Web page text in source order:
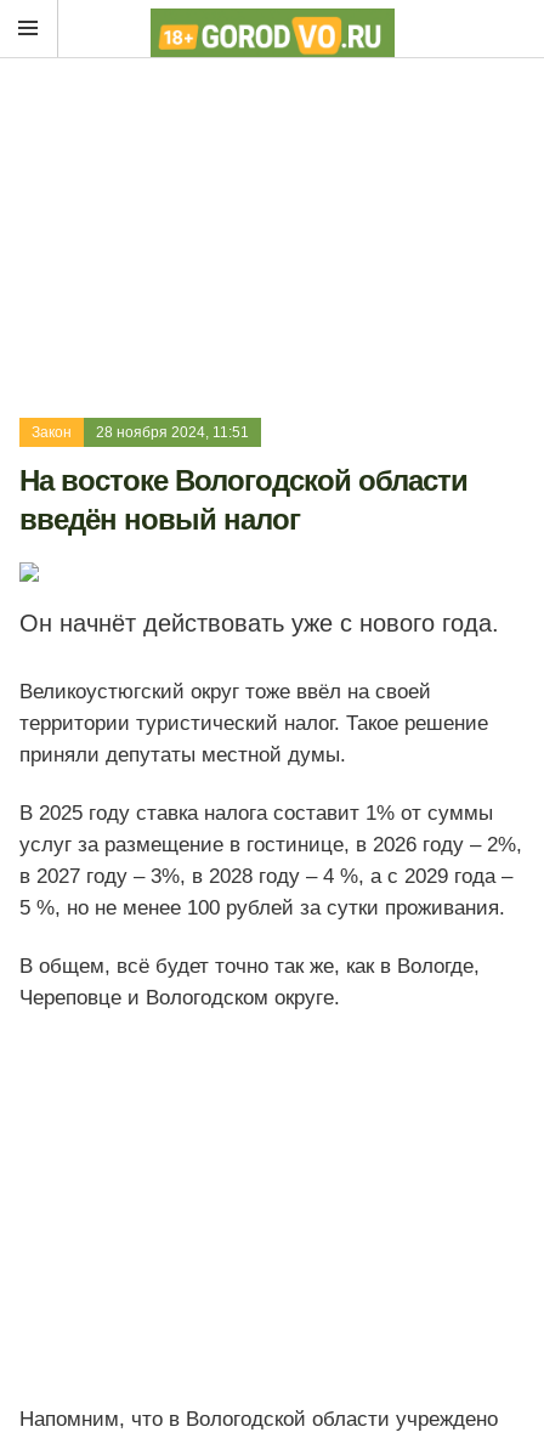
Закон 28 ноября 2024, 11:51
На востоке Вологодской области
введён новый налог
Он начнёт действовать уже с нового года.
Великоустюгский округ тоже ввёл на своей
территории туристический налог. Такое решение
приняли депутаты местной думы.
В 2025 году ставка налога составит 1% от суммы
услуг за размещение в гостинице, в 2026 году – 2%,
в 2027 году – 3%, в 2028 году – 4 %, а с 2029 года –
5 %, но не менее 100 рублей за сутки проживания.
В общем, всё будет точно так же, как в Вологде,
Череповце и Вологодском округе.
Напомним, что в Вологодской области учреждено